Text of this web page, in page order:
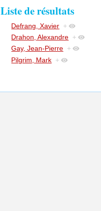
Liste de résultats
Defrang, Xavier +
Drahon, Alexandre +
Gay, Jean-Pierre +
Pilgrim, Mark +